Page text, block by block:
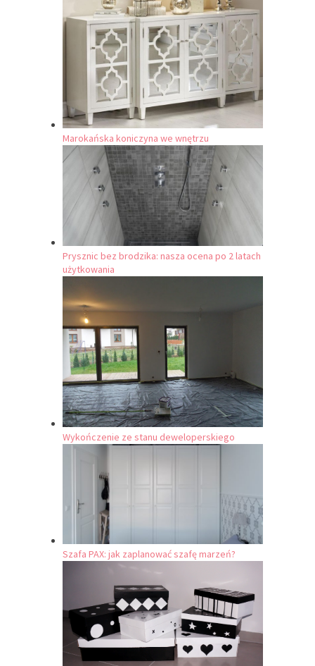
Marokańska koniczyna we wnętrzu
Prysznic bez brodzika: nasza ocena po 2 latach
użytkowania
Wykończenie ze stanu deweloperskiego
Szafa PAX: jak zaplanować szafę marzeń?